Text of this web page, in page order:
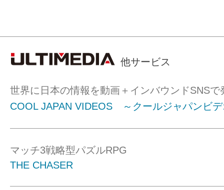
他サービス
世界に日本の情報を動画＋インバウンドSNSで
COOL JAPAN VIDEOS ～クールジャパンビ
マッチ3戦略型パズルRPG
THE CHASER